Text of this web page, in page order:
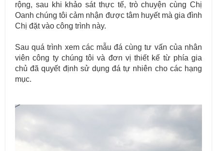
rộng, sau khi khảo sát thực tế, trò chuyện cùng Chị
Oanh chúng tôi cảm nhận được tâm huyết mà gia đình
Chị đặt vào công trình này.
Sau quá trình xem các mẫu đá cùng tư vấn của nhân
viên công ty chúng tôi và đơn vị thiết kế từ phía gia
chủ đã quyết định sử dụng đá tự nhiên cho các hạng
mục.